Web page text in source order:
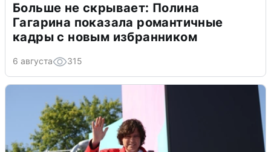
Больше не скрывает: Полина
Гагарина показала романтичные
кадры с новым избранником
6 августа 315